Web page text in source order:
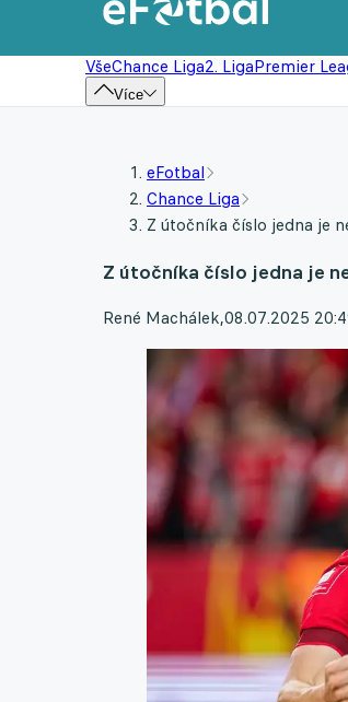
VšeChance Liga2. LigaPremier
Více
eFotbal
Chance Liga
Z útočníka číslo jedna je
Z útočníka číslo jedna je
René Machálek,08.07.2025